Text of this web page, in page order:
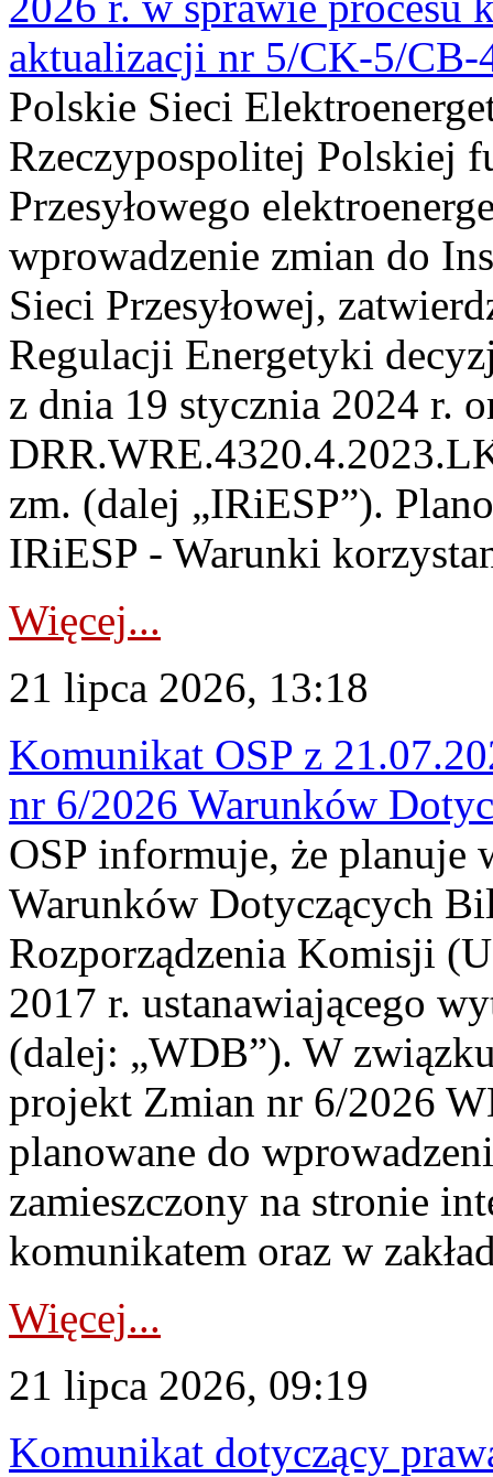
aktualizacji nr 5/CK-5/CB-
Polskie Sieci
Rzeczypospolitej Polskiej
Przesyłowego
wprowadzenie zmian do
Sieci Przesyłowej,
Regulacji Energetyki
z dnia 19 stycznia 2024 r.
zm. (dalej „IRiESP”).
IRiESP - Warunki
Więcej...
21 lipca 2026, 13:18
Komunikat OSP z
nr 6/2026 Warunków
OSP informuje, że planuje
Warunków Dotyczących
Rozporządzenia Komisji
2017 r. ustanawiającego
(dalej: „WDB”). W
projekt Zmian nr 6/2026
planowane do
zamieszczony na stronie
komunikatem oraz w
Więcej...
21 lipca 2026, 09:19
Komunikat dotyczący